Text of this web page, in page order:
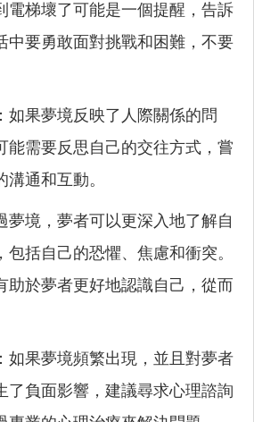
電梯壞了可能是一個提醒，告訴
中要勇敢面對挑戰和困難，不要
如果夢境反映了人際關係的問
能需要反思自己的交往方式，嘗
通和互動。
夢境，夢者可以更深入地了解自
包括自己的恐懼、焦慮和衝突。
助於夢者更好地認識自己，從而
：如果夢境頻繁出現，並且對夢者
了負面影響，建議尋求心理諮詢